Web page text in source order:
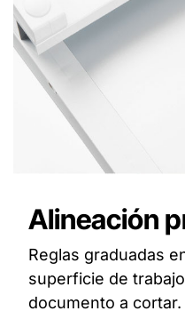
Alineación
Reglas graduadas
superficie de
documento a cortar.